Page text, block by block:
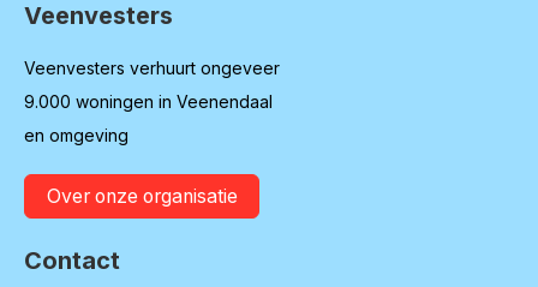
Contactinformatie
Veenvesters
Veenvesters verhuurt ongeveer
9.000 woningen in Veenendaal
en omgeving
Over onze organisatie
Contact